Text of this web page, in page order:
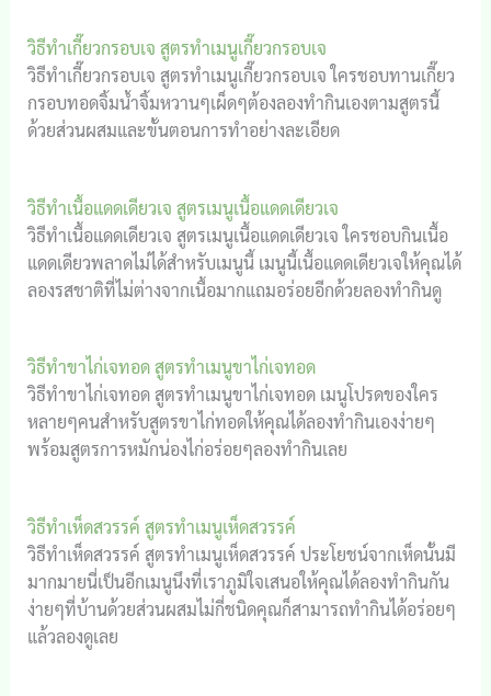
วิธีทำเกี๊ยวกรอบเจ สูตรทำเมนูเกี๊ยวกรอบเจ
วิธีทำเกี๊ยวกรอบเจ สูตรทำเมนูเกี๊ยวกรอบเจ ใครชอบทานเกี๊ยว
กรอบทอดจิ้มน้ำจิ้มหวานๆเผ็ดๆต้องลองทำกินเองตามสูตรนี้
ด้วยส่วนผสมและขั้นตอนการทำอย่างละเอียด
วิธีทำเนื้อแดดเดียวเจ สูตรเมนูเนื้อแดดเดียวเจ
วิธีทำเนื้อแดดเดียวเจ สูตรเมนูเนื้อแดดเดียวเจ ใครชอบกินเนื้อ
แดดเดียวพลาดไม่ได้สำหรับเมนูนี้ เมนูนี้เนื้อแดดเดียวเจให้คุณได้
ลองรสชาติที่ไม่ต่างจากเนื้อมากแถมอร่อยอีกด้วยลองทำกินดู
วิธีทำขาไก่เจทอด สูตรทำเมนูขาไก่เจทอด
วิธีทำขาไก่เจทอด สูตรทำเมนูขาไก่เจทอด เมนูโปรดของใคร
หลายๆคนสำหรับสูตรขาไก่ทอดให้คุณได้ลองทำกินเองง่ายๆ
พร้อมสูตรการหมักน่องไก่อร่อยๆลองทำกินเลย
วิธีทำเห็ดสวรรค์ สูตรทำเมนูเห็ดสวรรค์
วิธีทำเห็ดสวรรค์ สูตรทำเมนูเห็ดสวรรค์ ประโยชน์จากเห็ดนั้นมี
มากมายนี่เป็นอีกเมนูนึงที่เราภูมิใจเสนอให้คุณได้ลองทำกินกัน
ง่ายๆที่บ้านด้วยส่วนผสมไม่กี่ชนิดคุณก็สามารถทำกินได้อร่อยๆ
แล้วลองดูเลย